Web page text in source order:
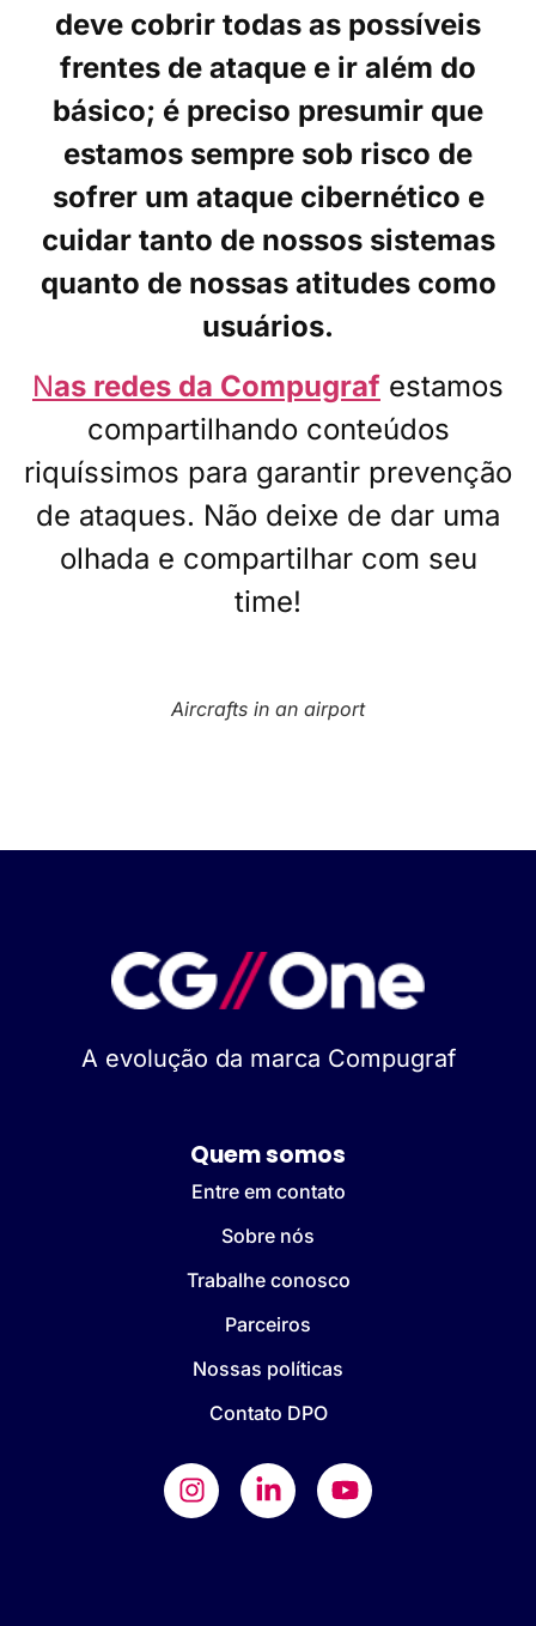
deve cobrir todas as possíveis
frentes de ataque e ir além do
básico; é preciso presumir que
estamos sempre sob risco de
sofrer um ataque cibernético e
cuidar tanto de nossos sistemas
quanto de nossas atitudes como
usuários.
Nas redes da Compugraf estamos
compartilhando conteúdos
riquíssimos para garantir prevenção
de ataques. Não deixe de dar uma
olhada e compartilhar com seu
time!
Aircrafts in an airport
A evolução da marca Compugraf
Quem somos
Entre em contato
Sobre nós
Trabalhe conosco
Parceiros
Nossas políticas
Contato DPO